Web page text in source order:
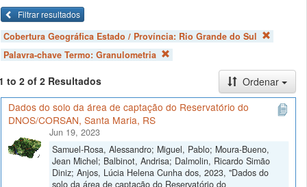
Filtrar resultados
Cobertura Geográfica Estado / Província: Rio Grande do Sul
Palavra-chave Termo: Granulometria
to 2 of 2 Resultados
Ordenar
Dados do solo da área de captação do Reservatório do
DNOS/CORSAN, Santa Maria, RS
Jun 19, 2023
Samuel-Rosa, Alessandro; Miguel, Pablo; Moura-Bueno,
Jean Michel; Balbinot, Andrisa; Dalmolin, Ricardo Simão
Diniz; Anjos, Lúcia Helena Cunha dos, 2023, "Dados do
solo da área de captação do Reservatório do